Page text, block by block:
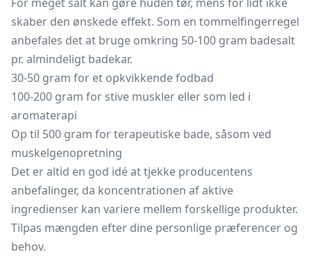
skaber den ønskede effekt. Som en tommelfingerregel
anbefales det at bruge omkring 50-100 gram badesalt
pr. almindeligt badekar.
30-50 gram for et opkvikkendefodbad
100-200 gram for stive muskler eller som led i
aromaterapi
Op til 500 gram for terapeutiske bade, såsom ved
muskelgenopretning
Det er altid en god idé at tjekke producentens
anbefalinger, da koncentrationen af aktive
ingredienser kan variere mellem forskellige produkter.
Tilpas mængden efter dine personlige præferencer og
behov.